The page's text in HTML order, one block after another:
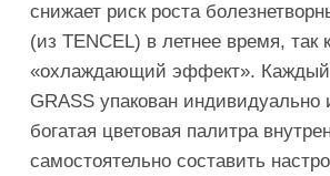
снижает риск роста
(из TENCEL) в летнее время, так
«охлаждающий эффект». Каждый
GRASS упакован
богатая цветовая палитра
самостоятельно составить